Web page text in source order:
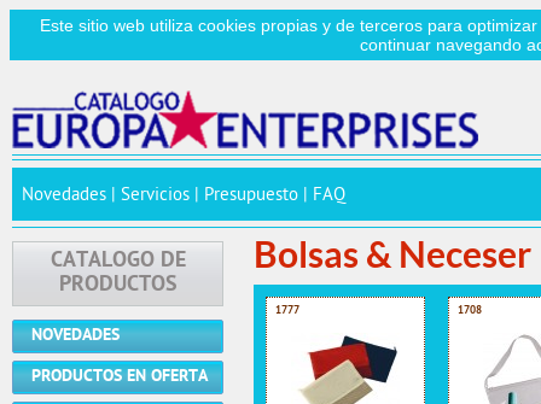
Este sitio web utiliza cookies propias y de terceros para
continuar navegando
Novedades Servicios Presupuesto FAQ
Bolsas & Neceser
1777 1708
CATALOGO DE
PRODUCTOS
NOVEDADES
PRODUCTOS EN OFERTA